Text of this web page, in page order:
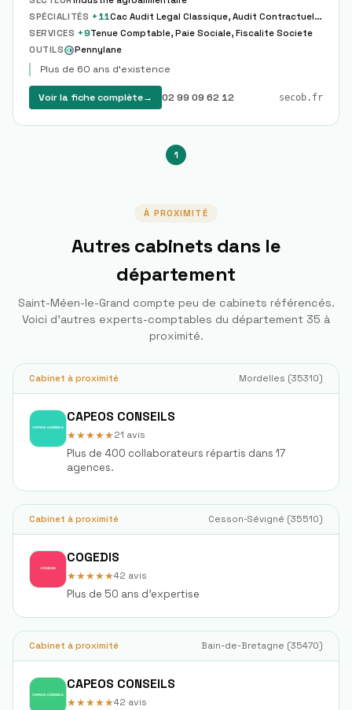
SPÉCIALITÉS + 11
Cac Audit Legal Classique, Audit Contractuel Due Diligence Ma
SERVICES +9Tenue Comptable, Paie Sociale, Fiscalite Societe
OUTILS
Pennylane
Plus de 60 ans d'existence
Voir la fiche complète→ 02 99 09 62 12 secob.fr
1
À PROXIMITÉ
Autres cabinets dans le
département
Saint-Méen-le-Grand compte peu de cabinets référencés.
Voici d'autres experts-comptables du département 35 à
proximité.
Cabinet à proximité Mordelles (35310)
CAPEOS CONSEILS
★★★★★21 avis
Plus de 400 collaborateurs répartis dans 17
agences.
Cabinet à proximité Cesson-Sévigné (35510)
COGEDIS
★★★★★42 avis
Plus de 50 ans d'expertise
Cabinet à proximité Bain-de-Bretagne (35470)
CAPEOS CONSEILS
★★★★★42 avis